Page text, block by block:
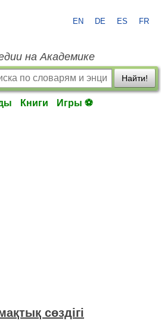
EN DE ES FR
на Академике
Найти!
Книги Игры ⚽
сөздігі